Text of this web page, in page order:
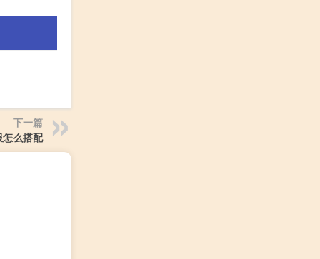
下一篇
么搭配